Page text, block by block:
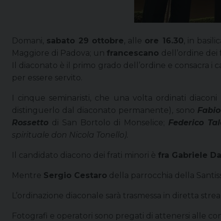
Domani, sabato 29 ottobre , alle ore 16.30 , in
Maggiore di Padova; un francescano dell’ordine
Il diaconato è il primo grado dell’ordine e consacra
per essere servito.
I cinque seminaristi, che una volta ordinati
distinguerlo dal diaconato permanente), sono
Rossetto di San Bortolo di Monselice; Federico
spirituale don Nicola Tonello).
Il candidato diacono dei frati minori è fra Gabriele
Mentre Sergio Cestaro della parrocchia della
L’ordinazione diaconale sarà trasmessa in diretta
Fotografi e operatori sono pregati di attenersi alle